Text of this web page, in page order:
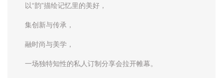
以“韵”描绘记忆里的美好，
集创新与传承，
融时尚与美学，
一场独特知性的私人订制分享会拉开帷幕。